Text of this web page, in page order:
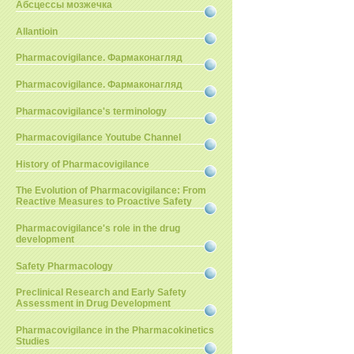
Абсцессы мозжечка
Allantioin
Pharmacovigilance. Фармаконагляд
Pharmacovigilance. Фармаконагляд
Pharmacovigilance's terminology
Pharmacovigilance Youtube Channel
History of Pharmacovigilance
The Evolution of Pharmacovigilance: From
Reactive Measures to Proactive Safety
Pharmacovigilance's role in the drug
development
Safety Pharmacology
Preclinical Research and Early Safety
Assessment in Drug Development
Pharmacovigilance in the Pharmacokinetics
Studies